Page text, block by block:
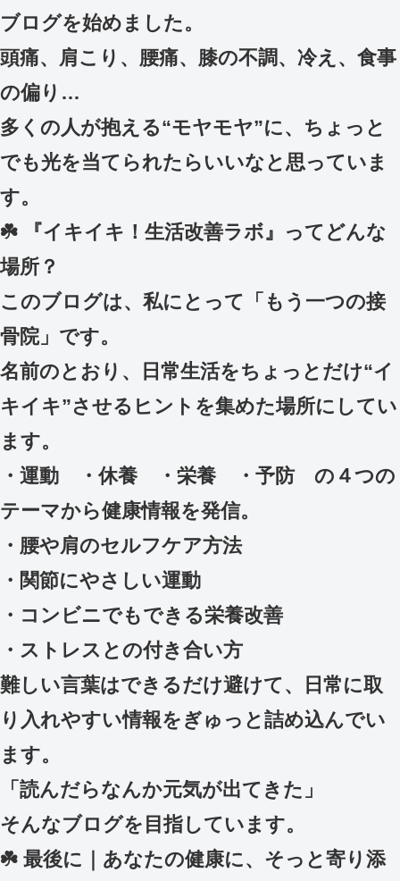
ブログを始めました。
頭痛、肩こり、腰痛、膝の不調、冷え、食事
の偏り…
多くの人が抱える“モヤモヤ”に、ちょっと
でも光を当てられたらいいなと思っていま
す。
☘️ 『イキイキ！生活改善ラボ』ってどんな
場所？
このブログは、私にとって「もう一つの接
骨院」です。
名前のとおり、日常生活をちょっとだけ“イ
キイキ”させるヒントを集めた場所にしてい
ます。
・運動 ・休養 ・栄養 ・予防 の４つの
テーマから健康情報を発信。
・腰や肩のセルフケア方法
・関節にやさしい運動
・コンビニでもできる栄養改善
・ストレスとの付き合い方
難しい言葉はできるだけ避けて、日常に取
り入れやすい情報をぎゅっと詰め込んでい
ます。
「読んだらなんか元気が出てきた」
そんなブログを目指しています。
☘️ 最後に｜あなたの健康に、そっと寄り添